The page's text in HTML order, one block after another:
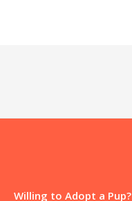
Willing to Adopt a Pup?